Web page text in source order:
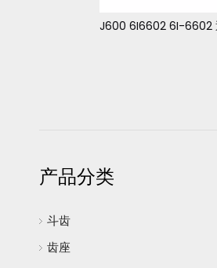
产品分类
斗齿
齿座